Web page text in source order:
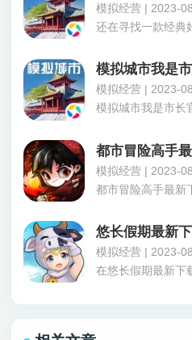
模拟经营 | 2023-
模拟城市我是
模拟经营 | 2023-
都市冒险高手
模拟经营 | 2023-
悠长假期最新
模拟经营 | 2023-